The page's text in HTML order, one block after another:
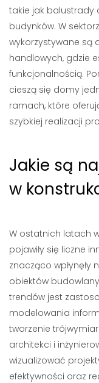
takie jak balustrady
budynków. W
wykorzystywane są
handlowych, gdzie
funkcjonalnością.
cieszą się domy
ramach, które
szybkiej realizacji
Jakie są
w
W ostatnich latach
pojawiły się liczne
znacząco
obiektów
trendów jest
modelowania
tworzenie
architekci i
wizualizować
efektywności oraz